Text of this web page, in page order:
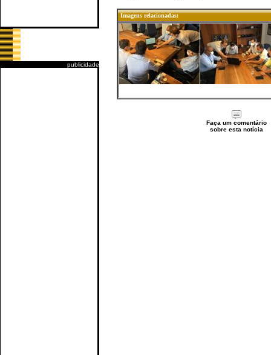
publicidade
Imagens relacionadas:
Faça um comentário
sobre esta notícia